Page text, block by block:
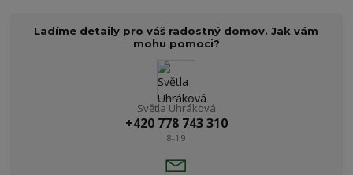
Ladíme detaily pro váš radostný domov. Jak vám
mohu pomoci?
Světla Uhráková
+420 778 743 310
8-19